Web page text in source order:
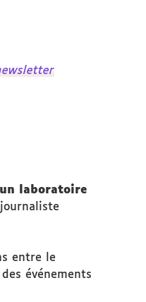
laboratoire
entre le
événements